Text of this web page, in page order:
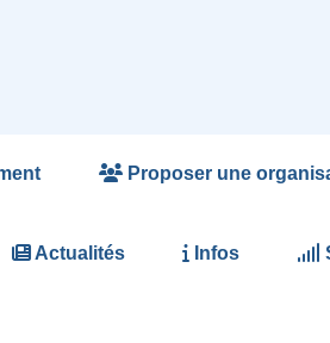
Proposer une
Actualités Infos